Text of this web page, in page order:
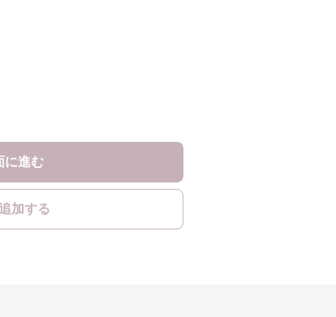
に進む
加する